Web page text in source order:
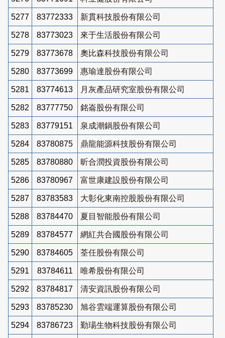
5277 83772333 新貫科技股份有限公司
5278 83773023 來于生活股份有限公司
5279 83773678 奧比森科技股份有限公司
5280 83773699 惠瑜達股份有限公司
5281 83774613 月灰產品研究室股份有限公司
5282 83777750 銘崙股份有限公司
5283 83779151 泉成潮鍋股份有限公司
5284 83780875 鼎龍能源科技股份有限公司
5285 83780880 昕合潤投資股份有限公司
5286 83780967 富世康建設股份有限公司
5287 83783583 大彰化東南控股股份有限公司
5288 83784470 夏目智能股份有限公司
5289 83784577 網紅共合國股份有限公司
5290 83784605 荃任股份有限公司
5291 83784611 唯希股份有限公司
5292 83784817 清安資訊股份有限公司
5293 83785230 旭谷雲端運算股份有限公司
5294 83786723 勤瑒生物科技股份有限公司